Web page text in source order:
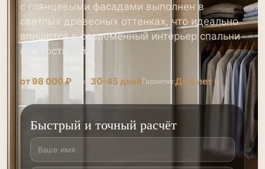
с глянцевыми фасадами выполнен в
светлых древесных оттенках, что идеально
впишется в современный интерьер спальни
или гостиной.
от 98 000 ₽ Срок: 30-45 днейГарантия:До 5 лет
Быстрый и точный расчёт